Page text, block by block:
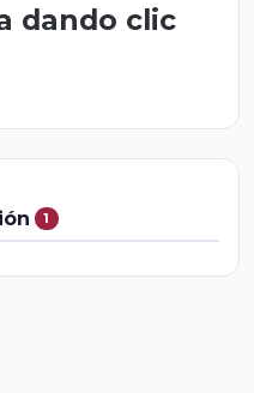
dando clic
1